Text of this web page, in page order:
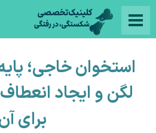
استخوان خاجی؛
لگن و ایجاد
برای